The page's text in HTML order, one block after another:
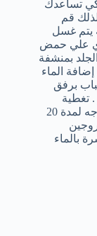
تساعدك
قم
يتم غسل
علي حمض
بمنشفة
إضافة الماء
برفق
. تغطية
وجهك بمعلقة صغيرة من الطمي . وتركه علي الوجه لمدة 20
بالماء